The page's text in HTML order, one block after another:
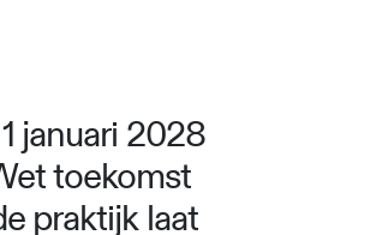
januari 2028
toekomst
praktijk laat